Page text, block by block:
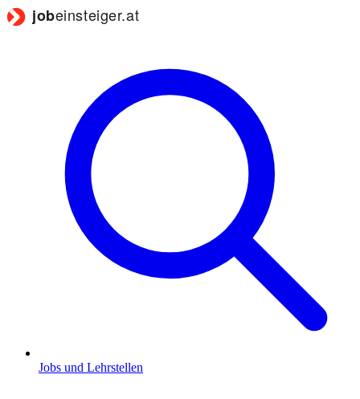
Jobs und Lehrstellen